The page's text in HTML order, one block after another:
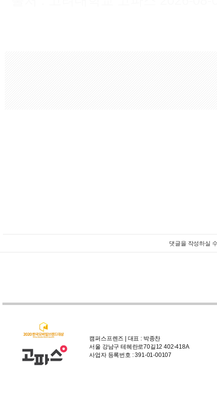
댓글을 작성하실
캠퍼스프렌즈 | 대표 : 박종찬
서울 강남구 테헤란로70길12 402-418A
사업자 등록번호 : 391-01-00107